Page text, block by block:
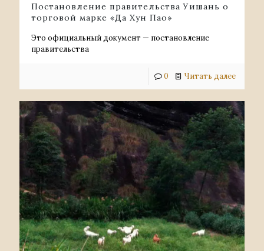
Постановление правительства Уишань о
торговой марке «Да Хун Пао»
Это официальный документ — постановление
правительства
0 Читать далее